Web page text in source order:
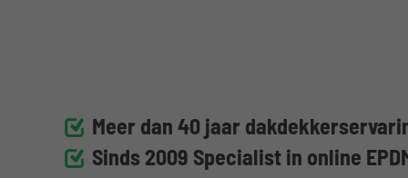
Meer dan 40 jaar
Sinds 2009 Specialist in online